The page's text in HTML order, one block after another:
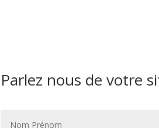
Parlez nous de votre